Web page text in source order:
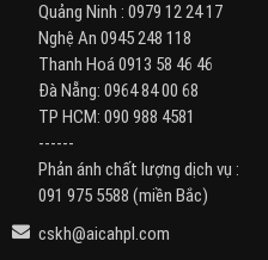
Quảng Ninh : 0979 12 24 17
Nghệ An 0945 248 118
Thanh Hoá0913 58 46 46
Đà Nẵng: 0964 84 00 68
TP HCM: 090 988 4581
------
Phản ánh chất lượng dịch vụ :
091 975 5588 (miền Bắc)
cskh@aicahpl.com